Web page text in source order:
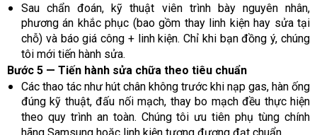
Sau chẩn đoán, kỹ thuật viên trình bày nguyên nhân,
phương án khắc phục (bao gồm thay linh kiện hay sửa tại
chỗ) và báo giá công + linh kiện. Chỉ khi bạn đồng ý, chúng
tôi mới tiến hành sửa.
Bước 5 — Tiến hành sửa chữa theo tiêu chuẩn
Các thao tác như hút chân không trước khi nạp gas, hàn ống
đúng kỹ thuật, đấu nối mạch, thay bo mạch đều thực hiện
theo quy trình an toàn. Chúng tôi ưu tiên phụ tùng chính